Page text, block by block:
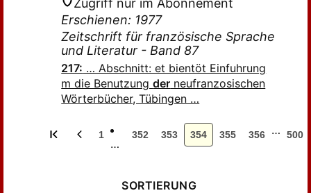
Zugriff nur im Abonnement
Erschienen: 1977
Zeitschrift für französische Sprache
und Literatur - Band 87
217: … Abschnitt: et bientöt Einfuhrung
m die Benutzungder neufranzosischen
Wörterbücher, Tübingen …
1
…
352 353 354 355 356 … 500
SORTIERUNG